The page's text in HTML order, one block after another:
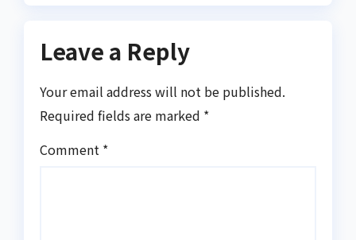
Leave a Reply
Your email address will not be published.
Required fields are marked *
Comment *